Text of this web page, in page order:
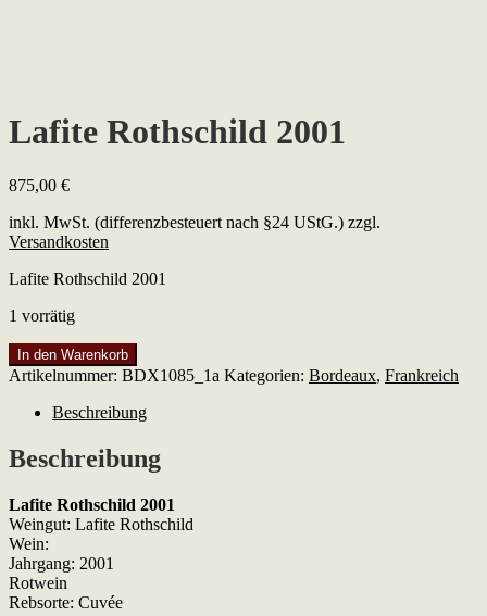
Lafite Rothschild 2001
875,00 €
inkl. MwSt. (differenzbesteuert nach §24 UStG.) zzgl.
Versandkosten
Lafite Rothschild 2001
1 vorrätig
Lafite
Rothschild
Menge
In den Warenkorb
Artikelnummer: BDX1085_1a Kategorien: Bordeaux, Frankreich
Beschreibung
Beschreibung
Lafite Rothschild 2001
Weingut: Lafite Rothschild
Wein:
Jahrgang: 2001
Rotwein
Rebsorte: Cuvée